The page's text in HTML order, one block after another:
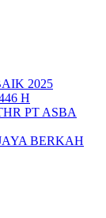
2025
H
PT ASBA
BERKAH